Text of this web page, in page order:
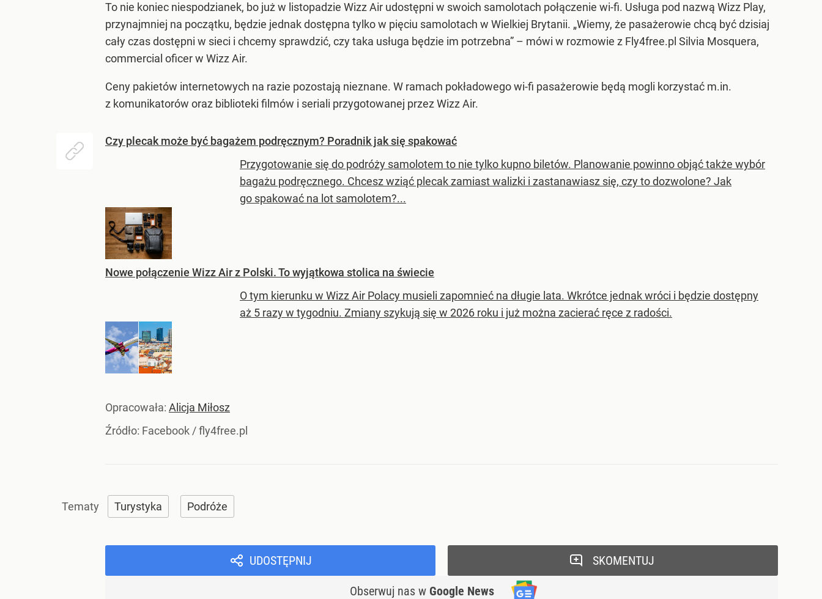
To nie koniec niespodzianek, bo już w listopadzie Wizz Air udostępni w swoich samolotach połączenie wi-fi. Usługa pod nazwą Wizz Play,
przynajmniej na początku, będzie jednak dostępna tylko w pięciu samolotach w Wielkiej Brytanii. „Wiemy, że pasażerowie chcą być dzisiaj
cały czas dostępni w sieci i chcemy sprawdzić, czy taka usługa będzie im potrzebna” – mówi w rozmowie z Fly4free.pl Silvia Mosquera,
commercial oficer w Wizz Air.
Ceny pakietów internetowych na razie pozostają nieznane. W ramach pokładowego wi-fi pasażerowie będą mogli korzystać m.in.
z komunikatorów oraz biblioteki filmów i seriali przygotowanej przez Wizz Air.
Czy plecak może być bagażem podręcznym? Poradnik jak się spakować
Przygotowanie się do podróży samolotem to nie tylko kupno biletów. Planowanie powinno objąć także wybór
bagażu podręcznego. Chcesz wziąć plecak zamiast walizki i zastanawiasz się, czy to dozwolone? Jak
go spakować na lot samolotem?...
Nowe połączenie Wizz Air z Polski. To wyjątkowa stolica na świecie
O tym kierunku w Wizz Air Polacy musieli zapomnieć na długie lata. Wkrótce jednak wróci i będzie dostępny
aż 5 razy w tygodniu. Zmiany szykują się w 2026 roku i już można zacierać ręce z radości.
Opracowała: Alicja Miłosz
Źródło: Facebook /fly4free.pl
Turystyka Podróże
UDOSTĘPNIJ
Obserwuj nas w Google News
SKOMENTUJ